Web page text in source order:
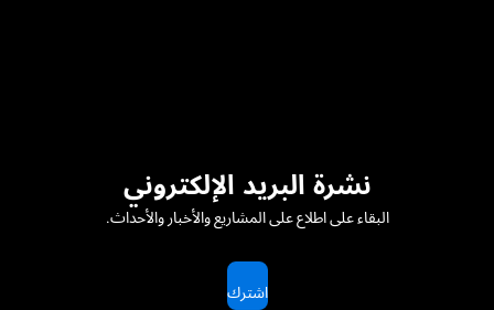
نشرة البريد الإلكتروني
البقاء على اطلاع على المشاريع والأخبار والأحداث.
اشترك